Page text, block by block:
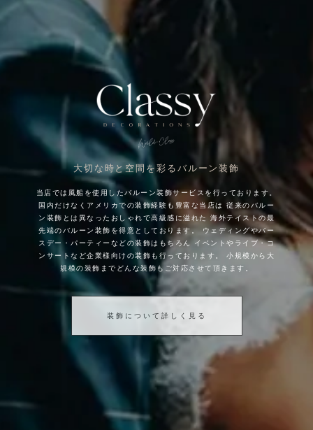
大切な時と空間を彩るバルーン装飾
当店では風船を使用したバルーン装飾サービスを行っております。
国内だけなくアメリカでの装飾経験も豊富な当店は
従来のバルー
ン装飾とは異なったおしゃれで高級感に溢れた
海外テイストの最
先端のバルーン装飾を得意としております。
ウェディングやバー
スデー・パーティーなどの装飾はもちろん
イベントやライブ・コ
ンサートなど企業様向けの装飾も行っております。
小規模から大
規模の装飾までどんな装飾もご対応させて頂きます。
装飾について詳しく見る